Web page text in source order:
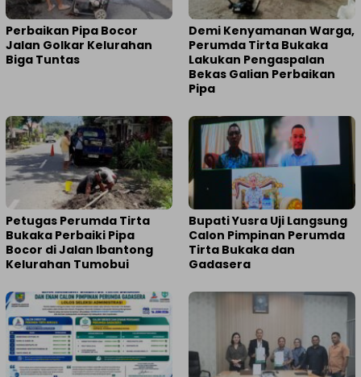
Perbaikan Pipa Bocor
Jalan Golkar Kelurahan
Biga Tuntas
Demi Kenyamanan Warga,
Perumda Tirta Bukaka
Lakukan Pengaspalan
Bekas Galian Perbaikan
Pipa
Petugas Perumda Tirta
Bukaka Perbaiki Pipa
Bocor di Jalan Ibantong
Kelurahan Tumobui
Bupati Yusra Uji Langsung
Calon Pimpinan Perumda
Tirta Bukaka dan
Gadasera